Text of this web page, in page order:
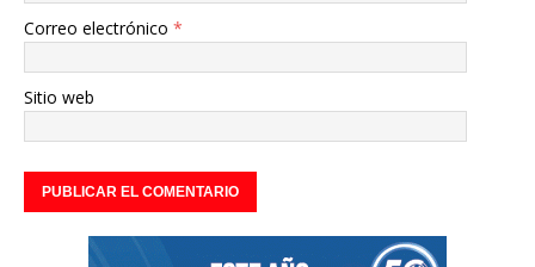
Correo electrónico *
Sitio web